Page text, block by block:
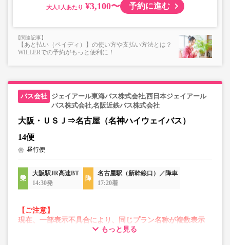
・AM1時～5時の間はシステムメンテナンスの為ご予約が
・在庫の状況はリアルタイムの表示ではございません。
※売り切れの場合でも残数が表示される場合がありま
す。
・一部取り扱いのない停留所がある場合がございます。
大人 ¥3,100〜 予約に進む
【あと払い（ペイディ）】の使い方や支払い方法とは？
WILLERでの予約がもっと便利に！
ジェイアール東海バス株式会社,西日本ジェイアール
バス株式会社,名阪近鉄バス株式会社
大阪・ＵＳＪ⇒名古屋（名神ハイウェイバス）
14便
昼行便
大阪駅JR高速BT
14:30発
名古屋駅（新幹線口）／降車
17:20着
【ご注意】
現在、一部表示不具合により、同じプラン名称が複数表示
される場合がございます。もっと見る